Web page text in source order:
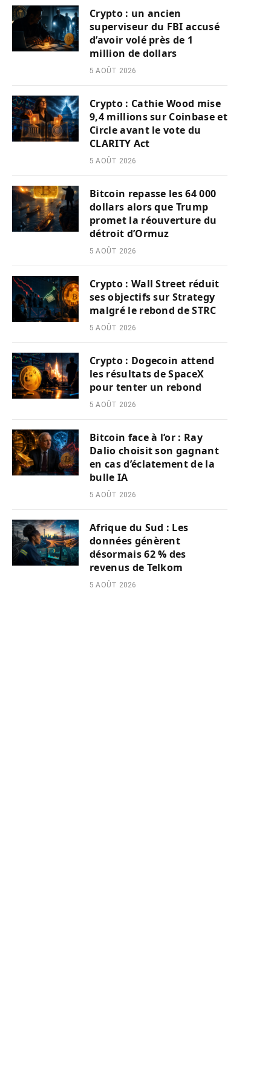
Crypto : un ancien
superviseur du FBI accusé
d’avoir volé près de 1
million de dollars
5 AOÛT 2026
Crypto : Cathie Wood mise
9,4 millions sur Coinbase et
Circle avant le vote du
CLARITY Act
5 AOÛT 2026
Bitcoin repasse les 64 000
dollars alors que Trump
promet la réouverture du
détroit d’Ormuz
5 AOÛT 2026
Crypto : Wall Street réduit
ses objectifs sur Strategy
malgré le rebond de STRC
5 AOÛT 2026
Crypto : Dogecoin attend
les résultats de SpaceX
pour tenter un rebond
5 AOÛT 2026
Bitcoin face à l’or : Ray
Dalio choisit son gagnant
en cas d’éclatement de la
bulle IA
5 AOÛT 2026
Afrique du Sud : Les
données génèrent
désormais 62 % des
revenus de Telkom
5 AOÛT 2026